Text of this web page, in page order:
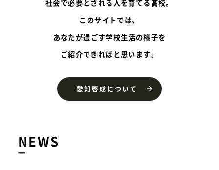
社会で必要とされる人を育てる高校。
このサイトでは、
あなたが過ごす学校生活の様子を
ご紹介できればと思います。
愛知啓成について
NEWS